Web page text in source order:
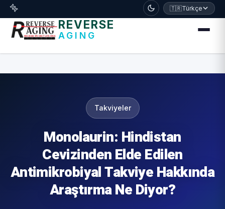
דלג לתוכן הראשי
🧬 🇹🇷Türkçe
REVERSE
AGING
Takviyeler
Monolaurin: Hindistan
Cevizinden Elde Edilen
Antimikrobiyal Takviye Hakkında
Araştırma Ne Diyor?